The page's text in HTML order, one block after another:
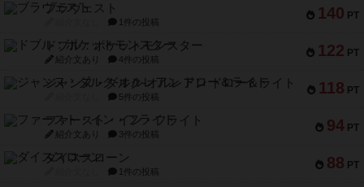
140 PT
ブラヴェスト
1件の投稿
122 PT
ドブル：ポケットモンスター
紹介文あり 4件の投稿
118 PT
ジャンヌ・ダルク-オルレアン ドロー＆ライト
5件の投稿
94 PT
ファースト・イン・フライト
紹介文あり 3件の投稿
88 PT
ダイススローン
1件の投稿